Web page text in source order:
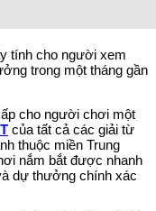
tính cho người xem
trong một tháng gần
cho người chơi một
của tất cả các giải từ
thuộc miền Trung
nắm bắt được nhanh
dự thưởng chính xác